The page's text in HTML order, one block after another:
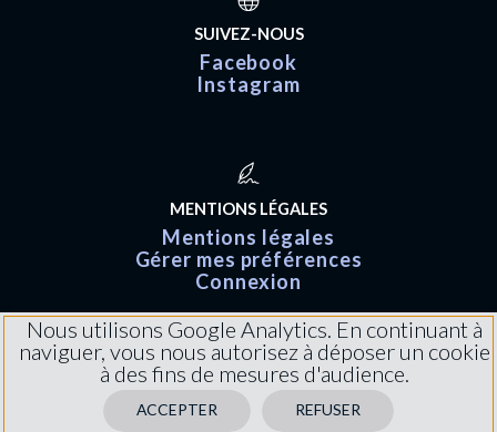
SUIVEZ-NOUS
Facebook
Instagram
MENTIONS LÉGALES
Mentions légales
Gérer mes préférences
Connexion
Nous utilisons Google Analytics. En continuant à
naviguer, vous nous autorisez à déposer un cookie
à des fins de mesures d'audience.
ACCEPTER REFUSER